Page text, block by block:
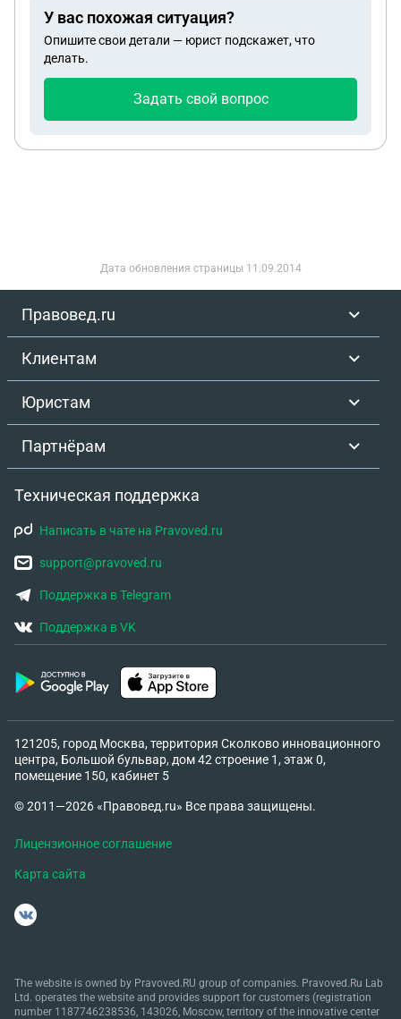
У вас похожая ситуация?
Опишите свои детали — юрист подскажет, что
делать.
Задать свой вопрос
Дата обновления страницы 11.09.2014
Правовед.ru
Клиентам
Юристам
Партнёрам
Техническая поддержка
Написать в чате на Pravoved.ru
support@pravoved.ru
Поддержка в Telegram
Поддержка в VK
121205, город Москва, территория Сколково инновационного
центра, Большой бульвар, дом 42 строение 1, этаж 0,
помещение 150, кабинет 5
© 2011—2026 «Правовед.ru» Все права защищены.
Лицензионное соглашение
Карта сайта
The website is owned by Pravoved.RU group of companies. Pravoved.Ru Lab
Ltd. operates the website and provides support for customers (registration
number 1187746238536, 143026, Moscow, territory of the innovative center